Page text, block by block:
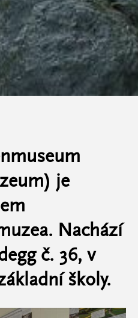
je
Nachází
č. 36, v
školy.